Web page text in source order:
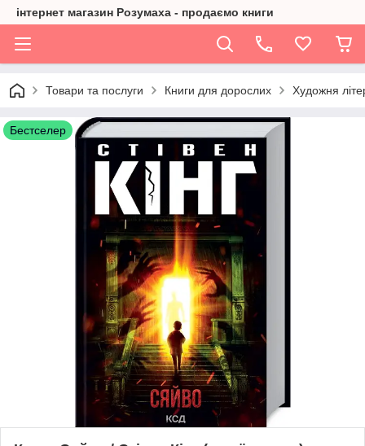
інтернет магазин Розумаха - продаємо книги
Товари та послуги Книги для дорослих Художня
Бестселер